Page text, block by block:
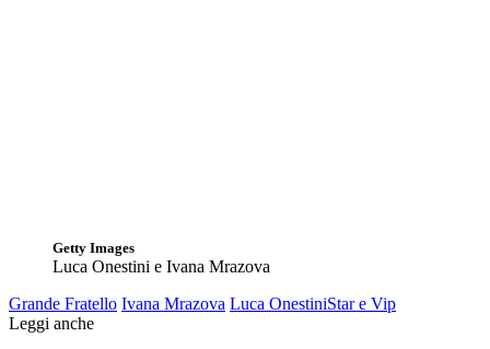
Getty Images
Luca Onestini e Ivana Mrazova
Grande Fratello Ivana Mrazova Luca OnestiniStar e Vip
Leggi anche